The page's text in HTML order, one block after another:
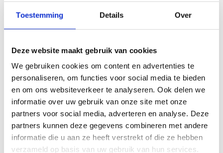
Toestemming Details Over
Deze website maakt gebruik van cookies
We gebruiken cookies om content en advertenties te
personaliseren, om functies voor social media te bieden
en om ons websiteverkeer te analyseren. Ook delen we
informatie over uw gebruik van onze site met onze
partners voor social media, adverteren en analyse. Deze
partners kunnen deze gegevens combineren met andere
informatie die u aan ze heeft verstrekt of die ze hebben
verzameld op basis van uw gebruik van hun services.